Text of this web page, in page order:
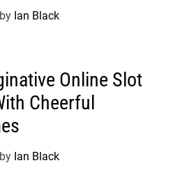
by Ian Black
Online Slot
Cheerful
by Ian Black